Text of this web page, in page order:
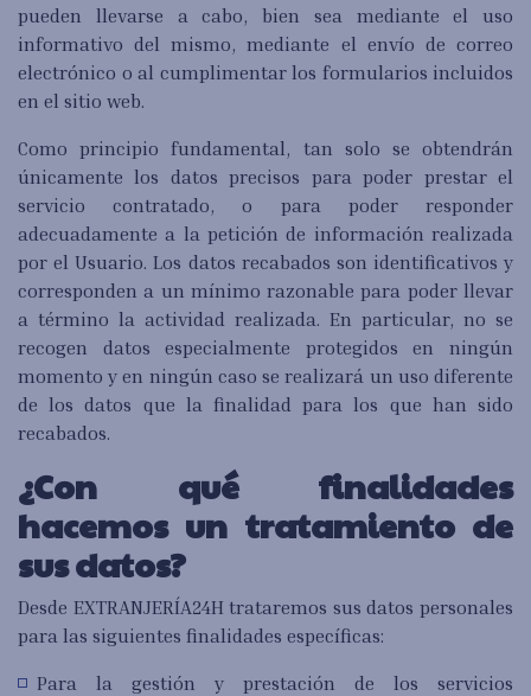
pueden llevarse a cabo, bien sea mediante el uso
informativo del mismo, mediante el envío de correo
electrónico o al cumplimentar los formularios incluidos
en el sitio web.
Como principio fundamental, tan solo se obtendrán
únicamente los datos precisos para poder prestar el
servicio contratado, o para poder responder
adecuadamente a la petición de información realizada
por el Usuario. Los datos recabados son identificativos y
corresponden a un mínimo razonable para poder llevar
a término la actividad realizada. En particular, no se
recogen datos especialmente protegidos en ningún
momento y en ningún caso se realizará un uso diferente
de los datos que la finalidad para los que han sido
recabados.
¿Con qué finalidades
hacemos un tratamiento de
sus datos?
Desde EXTRANJERÍA24H trataremos sus datos personales
para las siguientes finalidades específicas:
Para la gestión y prestación de los servicios